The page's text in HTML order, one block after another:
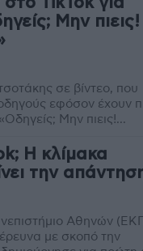
Μην πιεις!
σε βίντεο, που
εφόσον έχουν
μην οδηγούν αναφέρει τα εξής: «Οδηγείς; Μην πιεις!...
Η κλίμακα
την
Αθηνών
με σκοπό την